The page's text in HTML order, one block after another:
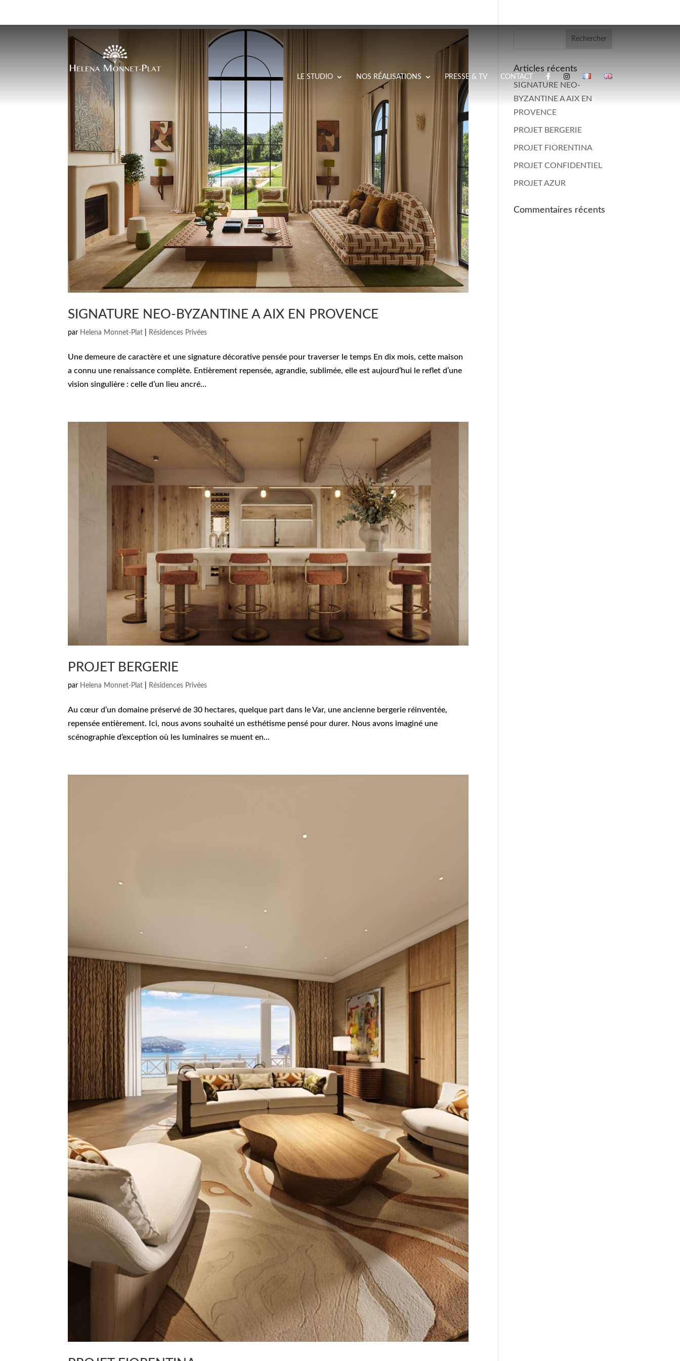
LE STUDIO NOS RÉALISATIONS PRESSE & TV CONTACT
SIGNATURE NEO-BYZANTINE A AIX EN PROVENCE
par Helena Monnet-Plat Résidences Privées
Une demeure de caractère et une signature décorative pensée pour traverser le temps En dix mois, cette maison
a connu une renaissance complète. Entièrement repensée, agrandie, sublimée, elle est aujourd’hui le reflet d’une
vision singulière : celle d’un lieu ancré...
PROJET BERGERIE
par Helena Monnet-Plat Résidences Privées
Au cœur d’un domaine préservé de 30 hectares, quelque part dans le Var, une ancienne bergerie réinventée,
repensée entièrement. Ici, nous avons souhaité un esthétisme pensé pour durer. Nous avons imaginé une
scénographie d’exception où les luminaires se muent en...
Articles récents
SIGNATURE NEO-
BYZANTINE A AIX EN
PROVENCE
PROJET BERGERIE
PROJET FIORENTINA
PROJET CONFIDENTIEL
PROJET AZUR
Commentaires récents